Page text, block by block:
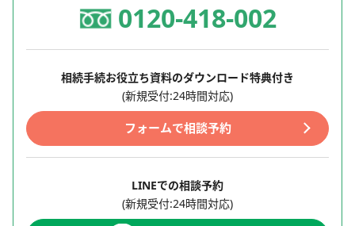
0120-418-002
相続手続お役立ち資料のダウンロード特典付き
(新規受付:24時間対応)
フォームで相談予約
LINEでの相談予約
(新規受付:24時間対応)